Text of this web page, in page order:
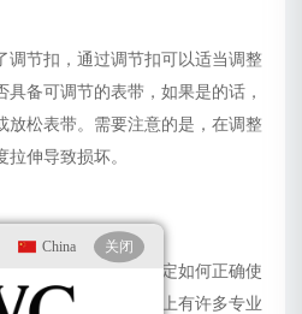
节扣，通过调节扣可以适当调整
备可调节的表带，如果是的话，
放松表带。需要注意的是，在调整
伸导致损坏。
需求，或者您不确定如何正确使
工具进行调整。市面上有许多专业
China 关闭